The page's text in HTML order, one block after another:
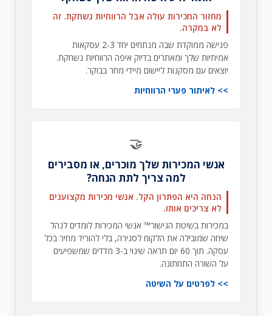
מחזור המכירות עולה אבל הרווחיות נשחקת. זה
לא במקרה.
פגישה ממוקדת שבה מנתחים יחד 2-3 עסקאות
אמיתיות שלך ומאתרים בדיוק איפה הרווחיות נשחקת.
יוצאים עם מסקנות ליישום מיידי מחר בבוקר.
לאיתור פערי הרווחיות
🤝
אנשי המכירות שלך מוכרים, או מסבירים
למה צריך לתת הנחה?
הנחה היא הפתרון הקל. אנשי מכירות מקצוענים
לא צריכים אותו.
במכירות בשיטת הגישור™ אנשי המכירות לומדים לנהל
שיחה שמובילה את הלקוח לסגירה, בלי להוריד מחיר בכל
עסקה. תוך 60 יום תראה שינוי ב-3 מדדים שמשפיעים
על השורה התחתונה.
לפרטים על השיטה